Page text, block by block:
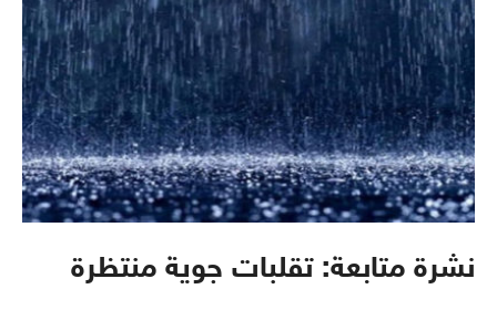
نشرة متابعة: تقلبات جوية منتظرة